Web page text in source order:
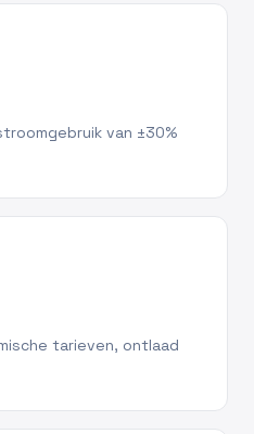
van ±30%
tarieven, ontlaad